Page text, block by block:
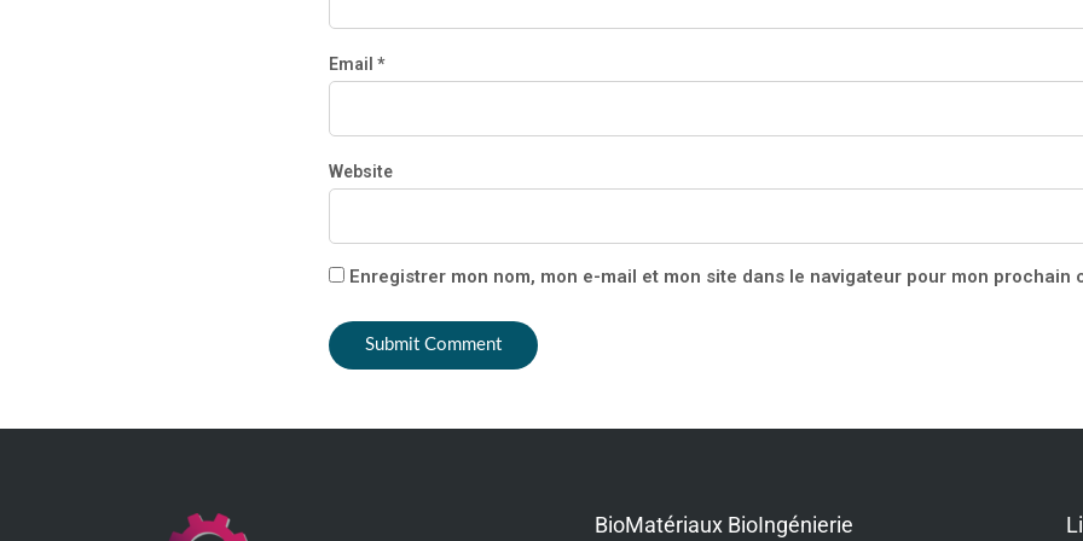
Email *
Website
Enregistrer mon nom, mon e-mail et mon site dans le navigateur pour mon prochain
BioMatériaux BioIngénierie